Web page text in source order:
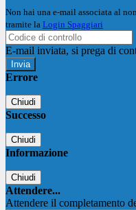
Non hai una e-mail associata al
tramite la Login Spaggiari
E-mail inviata, si prega di
Errore
Chiudi
Successo
Chiudi
Informazione
Chiudi
Attendere...
Attendere il completamento